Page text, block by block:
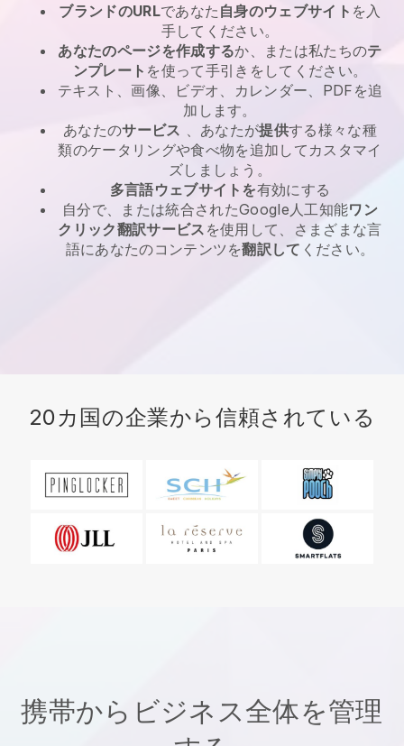
ブランドのURLであなた 自身のウェブサイト を入
手してください。
あなたのページを作成するか、または私たちのテ
ンプレート を使って手引きをしてください。
テキスト、画像、ビデオ、カレンダー、PDFを追
加します。
あなたのサービス 、あなたが提供する様々な種
類のケータリングや食べ物を追加してカスタマイ
ズしましょう。
多言語ウェブサイトを有効にする
自分で、または統合されたGoogle人工知能ワン
クリック翻訳サービス を使用して、さまざまな言
語にあなたのコンテンツを翻訳して ください。
20カ国の企業から信頼されている
携帯からビジネス全体を管理